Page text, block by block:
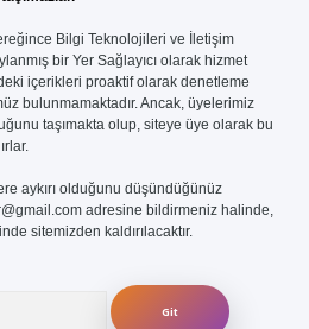
Bilgi Teknolojileri ve İletişim
bir Yer Sağlayıcı olarak hizmet
içerikleri proaktif olarak denetleme
bulunmamaktadır. Ancak, üyelerimiz
taşımakta olup, siteye üye olarak bu
aykırı olduğunu düşündüğünüz
adresine bildirmeniz halinde,
sitemizden kaldırılacaktır.